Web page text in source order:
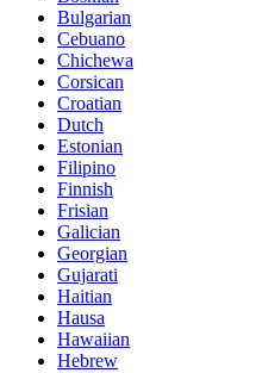
Bulgarian
Cebuano
Chichewa
Corsican
Croatian
Dutch
Estonian
Filipino
Finnish
Frisian
Galician
Georgian
Gujarati
Haitian
Hausa
Hawaiian
Hebrew